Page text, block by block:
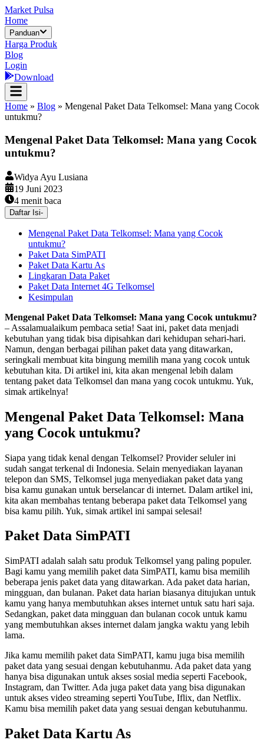
Market Pulsa
Home
Panduan
Harga Produk
Blog
Login
Download
Home » Blog » Mengenal Paket Data Telkomsel: Mana yang Cocok
untukmu?
Mengenal Paket Data Telkomsel: Mana yang Cocok
untukmu?
Widya Ayu Lusiana
19 Juni 2023
4 menit baca
Daftar Isi-
Mengenal Paket Data Telkomsel: Mana yang Cocok
untukmu?
Paket Data SimPATI
Paket Data Kartu As
Lingkaran Data Paket
Paket Data Internet 4G Telkomsel
Kesimpulan
Mengenal Paket Data Telkomsel: Mana yang Cocok untukmu?
– Assalamualaikum pembaca setia! Saat ini, paket data menjadi
kebutuhan yang tidak bisa dipisahkan dari kehidupan sehari-hari.
Namun, dengan berbagai pilihan paket data yang ditawarkan,
seringkali membuat kita bingung memilih mana yang cocok untuk
kebutuhan kita. Di artikel ini, kita akan mengenal lebih dalam
tentang paket data Telkomsel dan mana yang cocok untukmu. Yuk,
simak artikelnya!
Mengenal Paket Data Telkomsel: Mana
yang Cocok untukmu?
Siapa yang tidak kenal dengan Telkomsel? Provider seluler ini
sudah sangat terkenal di Indonesia. Selain menyediakan layanan
telepon dan SMS, Telkomsel juga menyediakan paket data yang
bisa kamu gunakan untuk berselancar di internet. Dalam artikel ini,
kita akan membahas tentang beberapa paket data Telkomsel yang
bisa kamu pilih. Yuk, simak artikel ini sampai selesai!
Paket Data SimPATI
SimPATI adalah salah satu produk Telkomsel yang paling populer.
Bagi kamu yang memilih paket data SimPATI, kamu bisa memilih
beberapa jenis paket data yang ditawarkan. Ada paket data harian,
mingguan, dan bulanan. Paket data harian biasanya ditujukan untuk
kamu yang hanya membutuhkan akses internet untuk satu hari saja.
Sedangkan, paket data mingguan dan bulanan cocok untuk kamu
yang membutuhkan akses internet dalam jangka waktu yang lebih
lama.
Jika kamu memilih paket data SimPATI, kamu juga bisa memilih
paket data yang sesuai dengan kebutuhanmu. Ada paket data yang
hanya bisa digunakan untuk akses sosial media seperti Facebook,
Instagram, dan Twitter. Ada juga paket data yang bisa digunakan
untuk akses video streaming seperti YouTube, Iflix, dan Netflix.
Kamu bisa memilih paket data yang sesuai dengan kebutuhanmu.
Paket Data Kartu As